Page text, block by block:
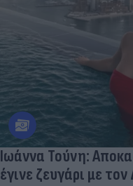
Ιωάννα Τούνη:
έγινε ζευγάρι με